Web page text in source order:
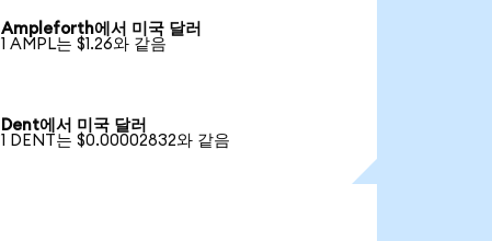
Ampleforth에서 미국 달러
1 AMPL는 $1.26와 같음
Dent에서 미국 달러
1 DENT는 $0.00002832와 같음